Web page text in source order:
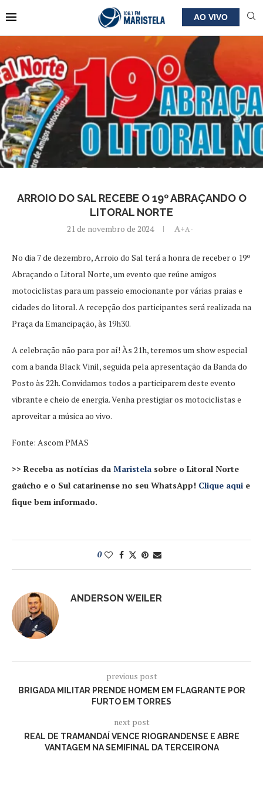
AO VIVO
ARROIO DO SAL RECEBE O 19º ABRAÇANDO O
LITORAL NORTE
21 de novembro de 2024 A+A-
No dia 7 de dezembro, Arroio do Sal terá a honra de receber o 19º
Abraçando o Litoral Norte, um evento que reúne amigos
motociclistas para um passeio emocionante por várias praias e
cidades do litoral. A recepção dos participantes será realizada na
Praça da Emancipação, às 19h30.
A celebração não para por aí! Às 21h, teremos um show especial
com a banda Black Vinil, seguida pela apresentação da Banda do
Posto às 22h. Convidamos todos a participarem deste evento
vibrante e cheio de energia. Venha prestigiar os motociclistas e
aproveitar a música ao vivo.
Fonte: Ascom PMAS
>> Receba as notícias da Maristela sobre o Litoral Norte
gaúcho e o Sul catarinense no seu WhatsApp! Clique aqui e
fique bem informado.
0
ANDERSON WEILER
previous post
BRIGADA MILITAR PRENDE HOMEM EM FLAGRANTE POR
FURTO EM TORRES
next post
REAL DE TRAMANDAÍ VENCE RIOGRANDENSE E ABRE
VANTAGEM NA SEMIFINAL DA TERCEIRONA